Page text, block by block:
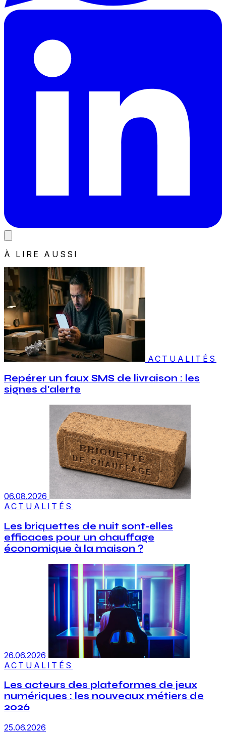
À LIRE AUSSI
ACTUALITÉS
Repérer un faux SMS de livraison : les
signes d'alerte
06.08.2026
ACTUALITÉS
Les briquettes de nuit sont-elles
efficaces pour un chauffage
économique à la maison ?
26.06.2026
ACTUALITÉS
Les acteurs des plateformes de jeux
numériques : les nouveaux métiers de
2026
25.06.2026